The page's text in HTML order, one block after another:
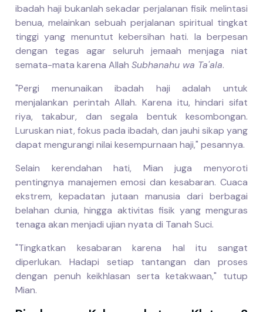
ibadah haji bukanlah sekadar perjalanan fisik melintasi
benua, melainkan sebuah perjalanan spiritual tingkat
tinggi yang menuntut kebersihan hati. Ia berpesan
dengan tegas agar seluruh jemaah menjaga niat
semata-mata karena Allah Subhanahu wa Ta'ala.
"Pergi menunaikan ibadah haji adalah untuk
menjalankan perintah Allah. Karena itu, hindari sifat
riya, takabur, dan segala bentuk kesombongan.
Luruskan niat, fokus pada ibadah, dan jauhi sikap yang
dapat mengurangi nilai kesempurnaan haji," pesannya.
Selain kerendahan hati, Mian juga menyoroti
pentingnya manajemen emosi dan kesabaran. Cuaca
ekstrem, kepadatan jutaan manusia dari berbagai
belahan dunia, hingga aktivitas fisik yang menguras
tenaga akan menjadi ujian nyata di Tanah Suci.
"Tingkatkan kesabaran karena hal itu sangat
diperlukan. Hadapi setiap tantangan dan proses
dengan penuh keikhlasan serta ketakwaan," tutup
Mian.